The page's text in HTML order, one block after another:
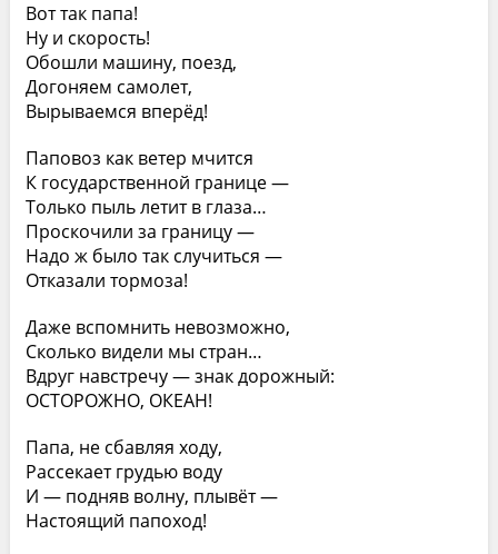
Вот так папа!
Ну и скорость!
Обошли машину, поезд,
Догоняем самолет,
Вырываемся вперёд!
Паповоз как ветер мчится
К государственной границе —
Только пыль летит в глаза…
Проскочили за границу —
Надо ж было так случиться —
Отказали тормоза!
Даже вспомнить невозможно,
Сколько видели мы стран…
Вдруг навстречу — знак дорожный:
ОСТОРОЖНО, ОКЕАН!
Папа, не сбавляя ходу,
Рассекает грудью воду
И — подняв волну, плывёт —
Настоящий папоход!